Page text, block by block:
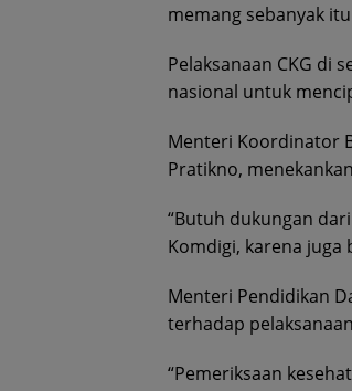
memang sebanyak
Pelaksanaan CKG di
nasional untuk
Menteri Koordinator
Pratikno,
“Butuh dukungan
Komdigi, karena
Menteri Pendidikan
terhadap
“Pemeriksaan